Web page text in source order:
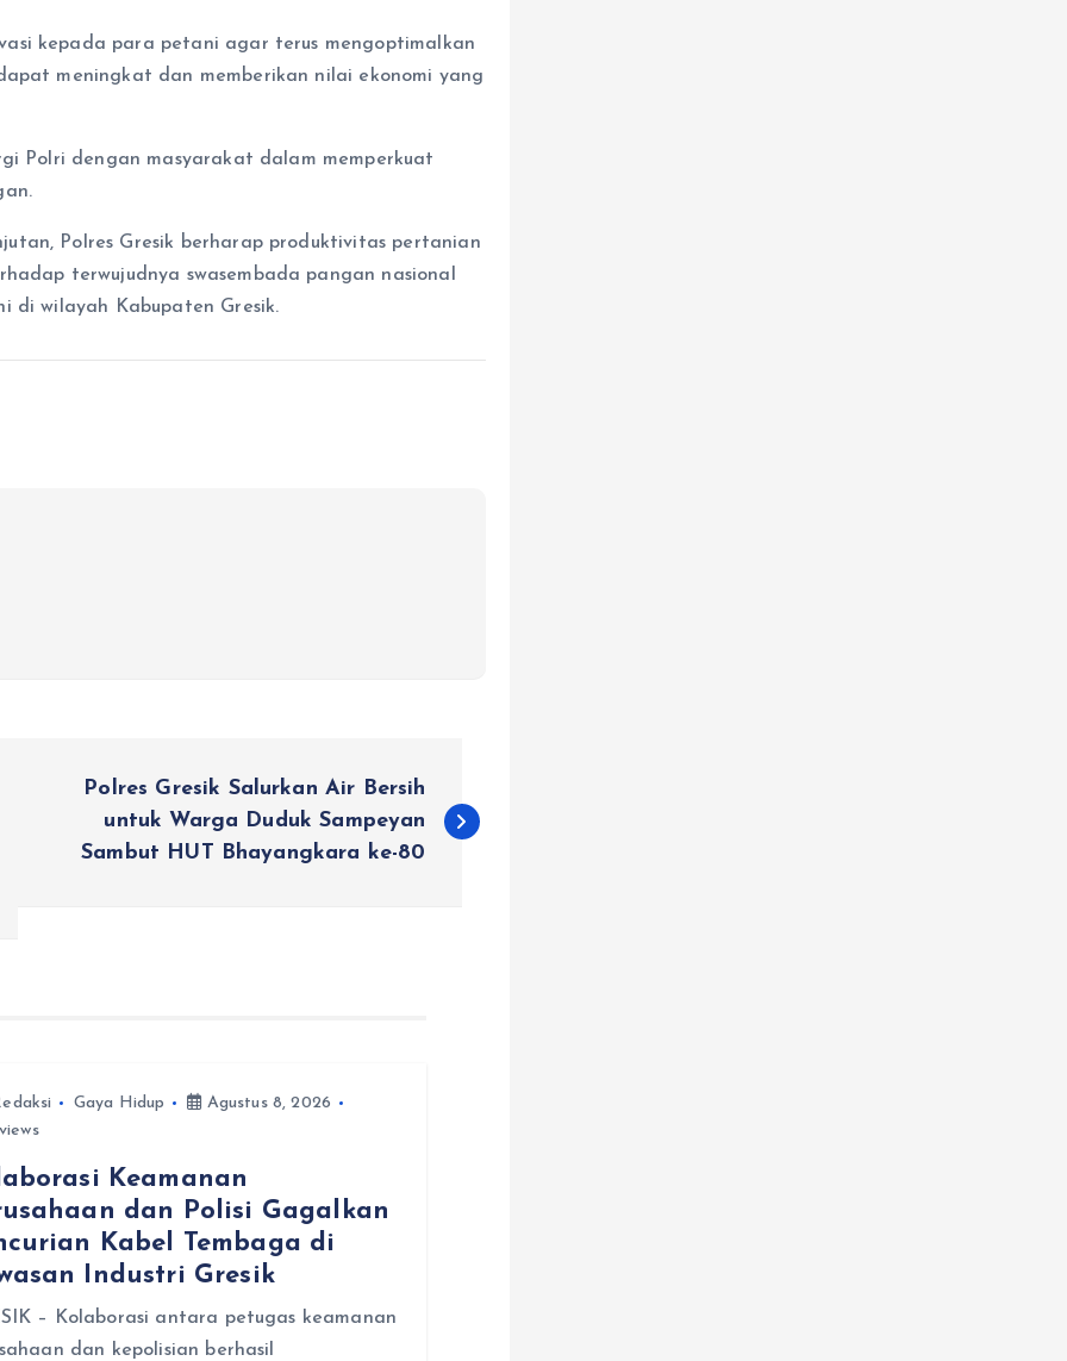
kepada para petani agar terus mengoptimalkan
meningkat dan memberikan nilai ekonomi yang
Polri dengan masyarakat dalam memperkuat
Polres Gresik berharap produktivitas pertanian
terwujudnya swasembada pangan nasional
di wilayah Kabupaten Gresik.
Polres Gresik Salurkan Air Bersih
untuk Warga Duduk Sampeyan
Sambut HUT Bhayangkara ke-80
Gaya Hidup
Agustus 8, 2026
Keamanan
dan Polisi Gagalkan
Kabel Tembaga di
Industri Gresik
– Kolaborasi antara petugas keamanan
dan kepolisian berhasil